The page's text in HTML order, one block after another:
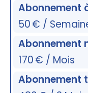
Abonnement
50 € /
Abonnement
170 € / Mois
Abonnement